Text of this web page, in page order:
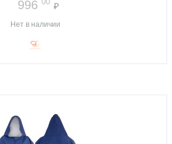
996 ₽
Нет в наличии